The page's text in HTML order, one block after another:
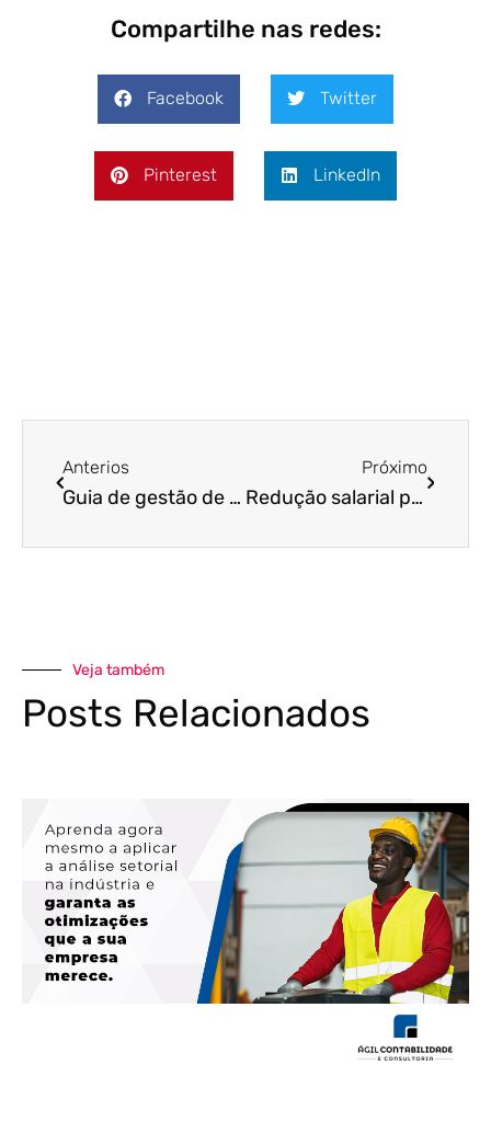
Compartilhe nas redes:
Facebook Twitter
Pinterest LinkedIn
Anterios
Guia de gestão de caixa na crise para o Varejo
Próximo
Redução salarial por acordo individual só terá efeito se validada por sindicatos de trabalhadores
Veja também
Posts Relacionados